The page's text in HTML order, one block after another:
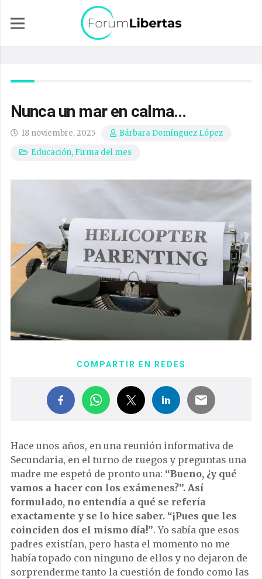
Nunca un mar en calma…
18 noviembre, 2025
Bárbara Domínguez López
Educación, Firma del mes
COMPARTIR EN REDES
Hace unos años, en una reunión informativa de
Secundaria, en el turno de ruegos y preguntas una
madre me espetó de pronto una: “Bueno, ¿y qué
vamos a hacer con los exámenes?”. Así
formulado, no entendía a qué se refería
exactamente y se lo hice saber. “¡Pues que les
coinciden dos el mismo día!”. Yo sabía que esos
padres existían, pero hasta el momento no me
había topado con ninguno de ellos y no dejaron de
sorprenderme tanto la cuestión de fondo como las